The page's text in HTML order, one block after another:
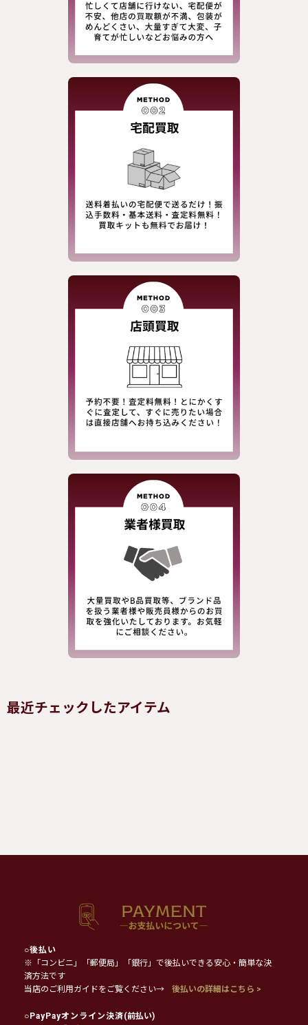
最近チェックしたアイテム
○後払い
※「コンビニ」「郵便局」「銀行」で後払いできる安心・簡単な決
済方法です
当店のご利用ガイドをご覧ください→
後払いの詳細はこちら >
○PayPayオンライン決済(前払い)